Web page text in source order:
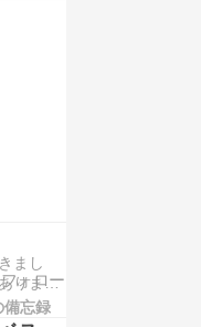
まし
りませ
ンをベ
イト！
備忘録